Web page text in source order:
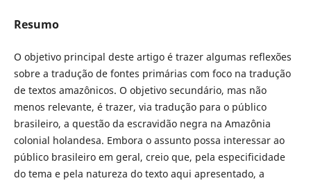
Resumo
O objetivo principal deste artigo é trazer algumas reflexões
sobre a tradução de fontes primárias com foco na tradução
de textos amazônicos. O objetivo secundário, mas não
menos relevante, é trazer, via tradução para o público
brasileiro, a questão da escravidão negra na Amazônia
colonial holandesa. Embora o assunto possa interessar ao
público brasileiro em geral, creio que, pela especificidade
do tema e pela natureza do texto aqui apresentado, a